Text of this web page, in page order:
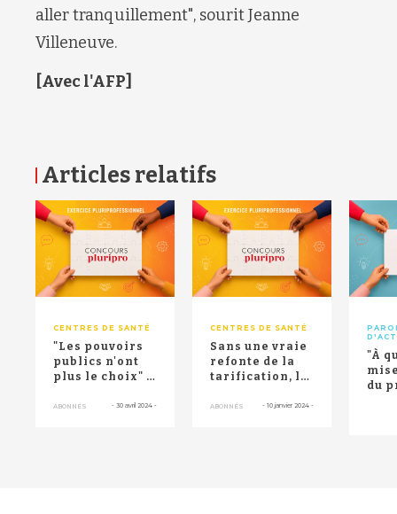
aller tranquillement", souritJeanne
Villeneuve.
[Avec l'AFP]
Articles relatifs
CENTRES DE SANTÉ
"Les pouvoirs
publics n'ont
plus le choix" :
santé inqu...
ABONNÉS - 30 avril 2024 -
CENTRES DE SANTÉ
Sans une vraie
refonte de la
tarification, le
économique
ABONNÉS - 10 janvier 2024 -
"À
du
RETOUR HAUT DE PAGE